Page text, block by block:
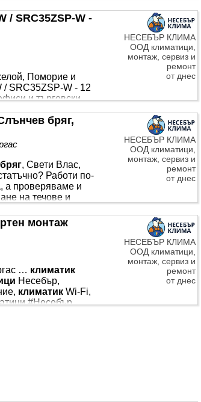
, професионален
НЕСЕБЪР КЛИМА
ООД климатици,
монтаж, сервиз и
ремонт
от днес
/ SRC35ZSP-W -
Поморие и
/ SRC35ZSP-W - 12
и търговски
Болгарии … BTU
A++ / A+ ✓
НЕСЕБЪР КЛИМА
ООД климатици,
монтаж, сервиз и
ремонт
от днес
бряг,
, Свети Влас,
Работи по-
, а проверяваме и
на течове и
може да е признак
предлага *** . Какво
НЕСЕБЪР КЛИМА
ООД климатици,
монтаж, сервиз и
ремонт
от днес
монтаж
… климатик
Несебър,
климатик Wi-Fi,
#Несебър